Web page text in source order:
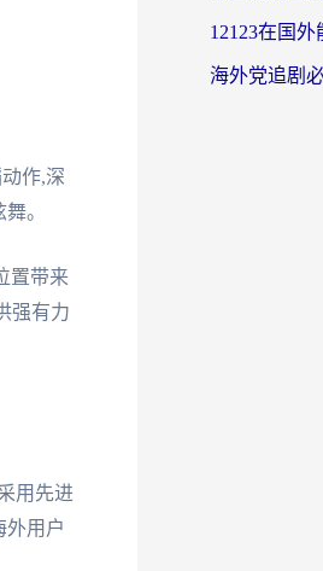
作,深
。
置带来
强有力
用先进
外用户